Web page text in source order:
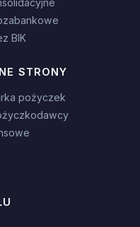
BIK
STRONY
pożyczek